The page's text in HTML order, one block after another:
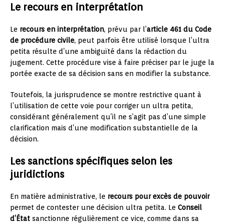
Le recours en interprétation
Le recours en interprétation, prévu par l’article 461 du Code
de procédure civile, peut parfois être utilisé lorsque l’ultra
petita résulte d’une ambiguïté dans la rédaction du
jugement. Cette procédure vise à faire préciser par le juge la
portée exacte de sa décision sans en modifier la substance.
Toutefois, la jurisprudence se montre restrictive quant à
l’utilisation de cette voie pour corriger un ultra petita,
considérant généralement qu’il ne s’agit pas d’une simple
clarification mais d’une modification substantielle de la
décision.
Les sanctions spécifiques selon les
juridictions
En matière administrative, le recours pour excès de pouvoir
permet de contester une décision ultra petita. Le Conseil
d’État sanctionne régulièrement ce vice, comme dans sa